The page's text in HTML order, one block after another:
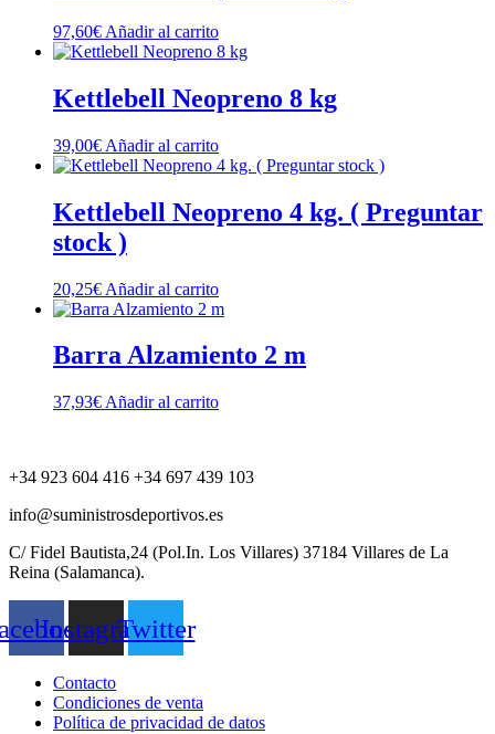
97,60€ Añadir al carrito
Kettlebell Neopreno 8 kg
39,00€ Añadir al carrito
Kettlebell Neopreno 4 kg. ( Preguntar
stock )
20,25€ Añadir al carrito
Barra Alzamiento 2 m
37,93€ Añadir al carrito
+34 923 604 416 +34 697 439 103
info@suministrosdeportivos.es
C/ Fidel Bautista,24 (Pol.In. Los Villares) 37184 Villares de La
Reina (Salamanca).
InstagramTwitter
Contacto
Condiciones de venta
Política de privacidad de datos